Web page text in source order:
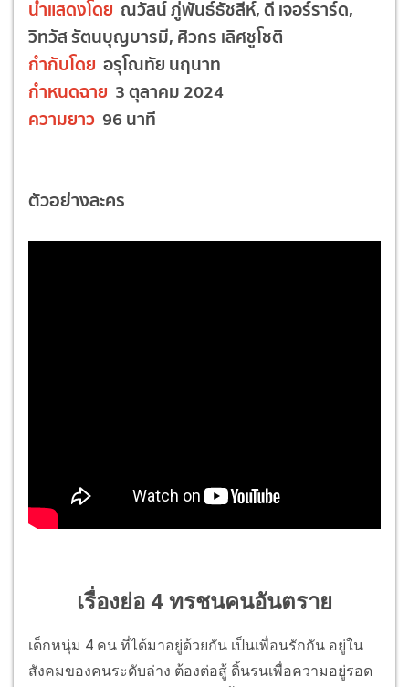
นำแสดงโดย ณวัสน์ ภู่พันธ์ธัชสีห์, ดี เจอร์ราร์ด,
วิทวัส รัตนบุญบารมี, ศิวกร เลิศชูโชติ
กำกับโดย อรุโณทัย นฤนาท
กำหนดฉาย 3 ตุลาคม 2024
ความยาว 96 นาที
ตัวอย่างละคร
เรื่องย่อ 4 ทรชนคนอันตราย
เด็กหนุ่ม 4 คน ที่ได้มาอยู่ด้วยกัน เป็นเพื่อนรักกัน อยู่ใน
สังคมของคนระดับล่าง ต้องต่อสู้ ดิ้นรนเพื่อความอยู่รอด